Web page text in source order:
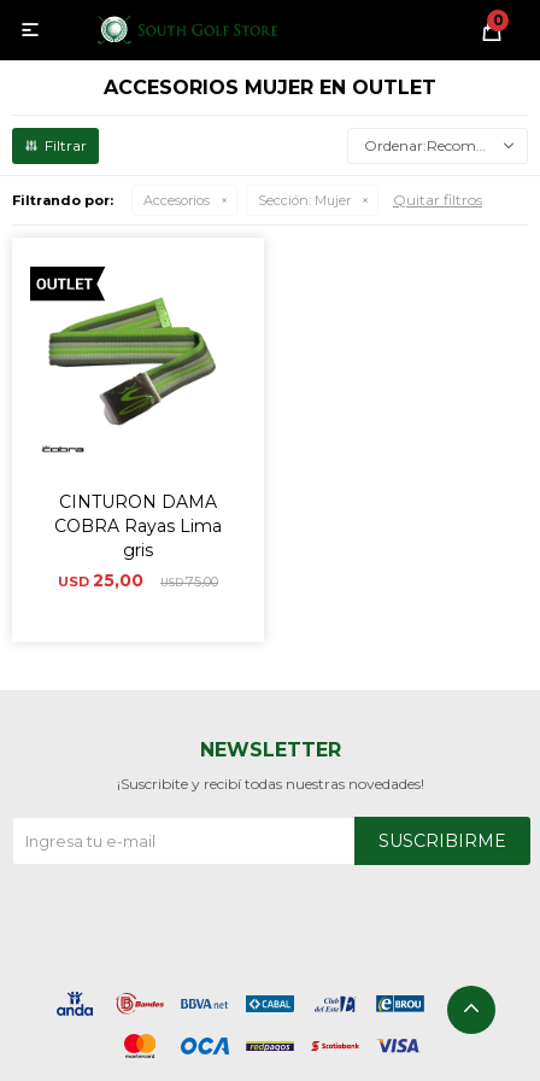
0

ACCESORIOS MUJER EN OUTLET
Recomendados
Filtrando por: Accesorios Sección: Mujer Quitar filtros
CINTURON DAMA
COBRA Rayas Lima
gris
USD 25,00 USD75,00
NEWSLETTER
¡Suscribite y recibí todas nuestras novedades!
SUSCRIBIRME